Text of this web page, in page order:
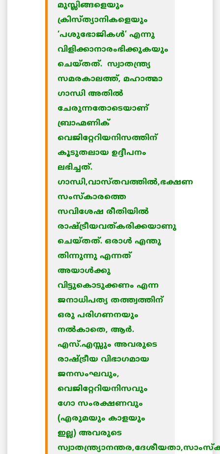
മുസ്ലിങ്ങളെയും
ക്രിസ്ത്യാനികളെയും
‘പശുഭോജികള്‍’ എന്നു
വിളിക്കാനാരംഭിക്കുകയും
ചെയ്തത്. സ്വാതന്ത്ര്യ
സമരകാലത്ത്, മഹാത്മാ
ഗാന്ധി അതില്‍
ചേരുന്നതോടെയാണ്
ബ്രാഹ്മണിക്
വെജിറ്റേറിയനിസത്തിന്
കൂടുതലായ ഉദ്ദീപനം
ലഭിച്ചത്.
ഗാന്ധി,വാസ്തവത്തില്‍,ഭക്ഷണ
സംസ്കാരത്തെ
സവിശേഷ രീതിയില്‍
രാഷ്ട്രീയവത്കരിക്കയാണു
ചെയ്തത്. ഒരാള്‍ എന്തു
തിന്നുന്നു എന്നത്
അയാള്‍ക്കു
വിട്ടുകൊടുക്കണം എന്ന
ജനാധിപത്യ തത്ത്വത്തിന്
ഒരു പരിഗണനയും
നല്‍കാതെ, ആര്‍.
എസ്.എസ്സും അവരുടെ
രാഷ്ട്രീയ വിഭാഗമായ
ജനസംഘവും,
വെജിറ്റേറിയനിസവും
ഗോ സംരക്ഷണവും
(എരുമയും കാളയും
ഇല്ല) അവരുടെ